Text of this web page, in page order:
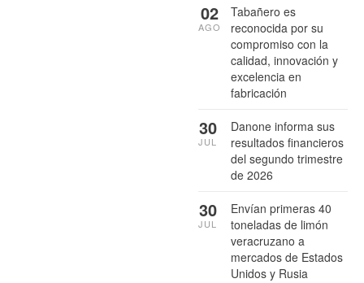
Tabañero es
reconocida por su
compromiso con la
calidad, innovación y
excelencia en
fabricación
02
AGO
Danone informa sus
resultados financieros
del segundo trimestre
de 2026
30
JUL
Envían primeras 40
toneladas de limón
veracruzano a
mercados de Estados
Unidos y Rusia
30
JUL